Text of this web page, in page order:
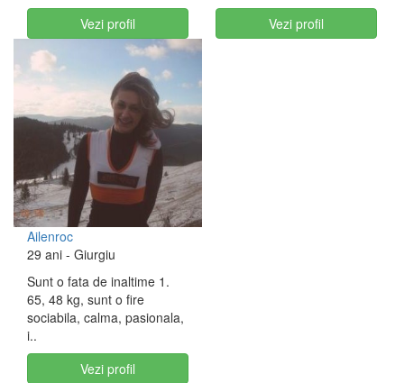
Vezi profil
Vezi profil
Ailenroc
29 ani - Giurgiu
Sunt o fata de inaltime 1.
65, 48 kg, sunt o fire
sociabila, calma, pasionala,
i..
Vezi profil